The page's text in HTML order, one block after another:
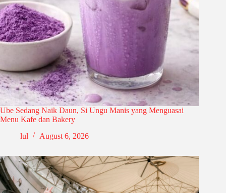
Ube Sedang Naik Daun, Si Ungu Manis yang Menguasai
Menu Kafe dan Bakery
lul
August 6, 2026